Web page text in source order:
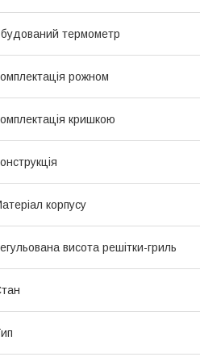
термометр
рожном
кришкою
корпусу
висота решітки-гриль